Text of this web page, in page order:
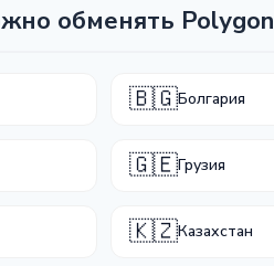
обменять Polygon
🇧🇬Болгария
🇬🇪Грузия
🇰🇿Казахстан